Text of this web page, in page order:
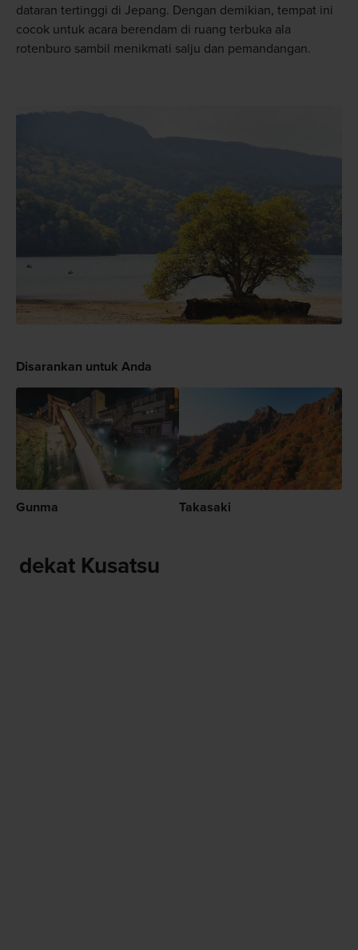
dataran tertinggi di Jepang. Dengan demikian, tempat ini
cocok untuk acara berendam di ruang terbuka ala
rotenburo sambil menikmati salju dan pemandangan.
Disarankan untuk Anda
Gunma Takasaki
dekat Kusatsu